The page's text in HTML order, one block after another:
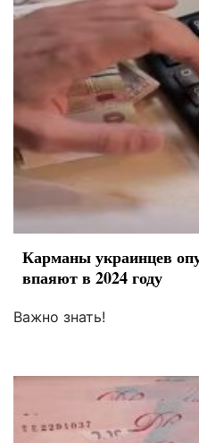
Карманы украинцев
впаяют в 2024 году
Важно знать!